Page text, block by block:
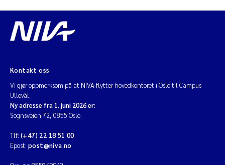
Kontakt oss
Vi gjør oppmerksom på at NIVA flytter hovedkontoret i Oslo til Campus
Ullevål.
Ny adresse fra 1. juni 2026 er:
Sognsveien 72, 0855 Oslo.
Tlf: (+47) 22 18 51 00
Epost: post@niva.no